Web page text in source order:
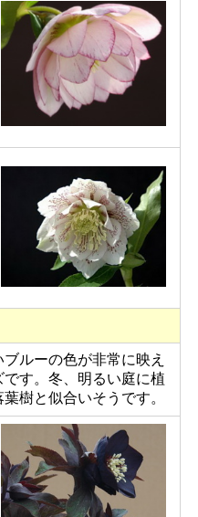
ルーの色が非常に映え
す。冬、明るい庭に植
樹と似合いそうです。